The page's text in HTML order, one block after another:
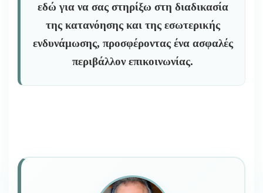
εδώ για να σας στηρίξω στη διαδικασία
της κατανόησης και της εσωτερικής
ενδυνάμωσης, προσφέροντας ένα ασφαλές
περιβάλλον επικοινωνίας.